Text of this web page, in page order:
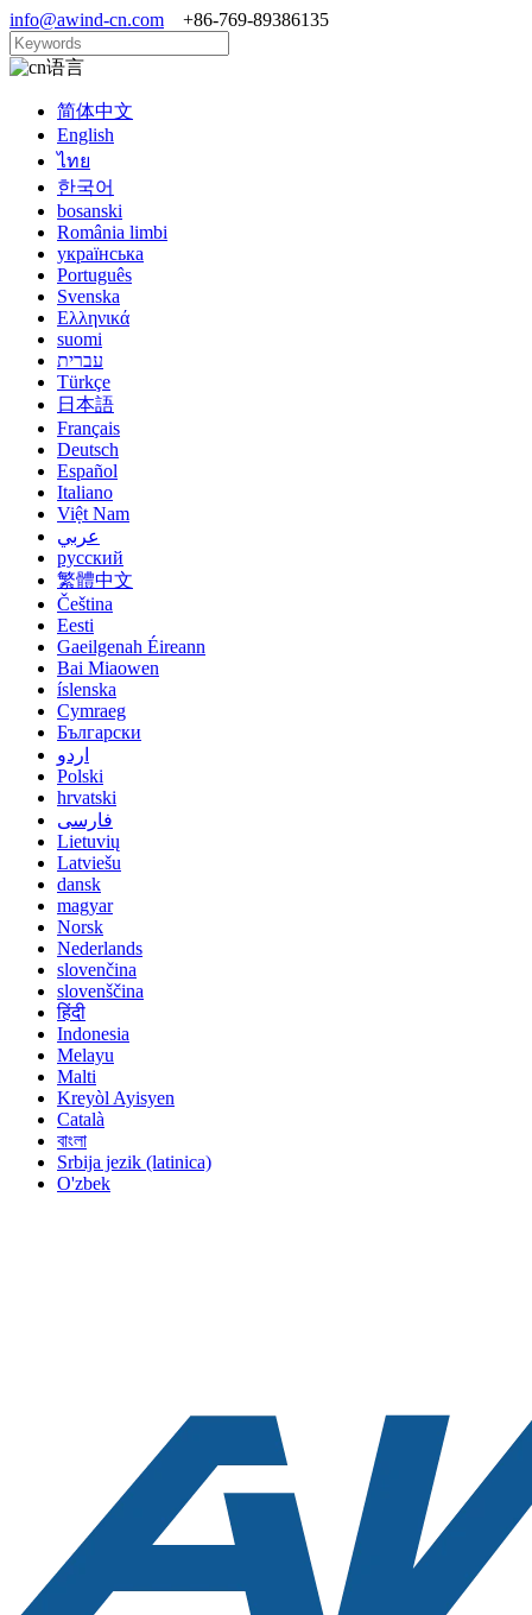
info@awind-cn.com +86-769-89386135
语言
简体中文
English
ไทย
한국어
bosanski
România limbi
українська
Português
Svenska
Ελληνικά
suomi
עברית
Türkçe
日本語
Français
Deutsch
Español
Italiano
Việt Nam
عربي
русский
繁體中文
Čeština
Eesti
Gaeilgenah Éireann
Bai Miaowen
íslenska
Cymraeg
Български
اردو
Polski
hrvatski
فارسی
Lietuvių
Latviešu
dansk
magyar
Norsk
Nederlands
slovenčina
slovenščina
हिंदी
Indonesia
Melayu
Malti
Kreyòl Ayisyen
Català
বাংলা
Srbija jezik (latinica)
O'zbek